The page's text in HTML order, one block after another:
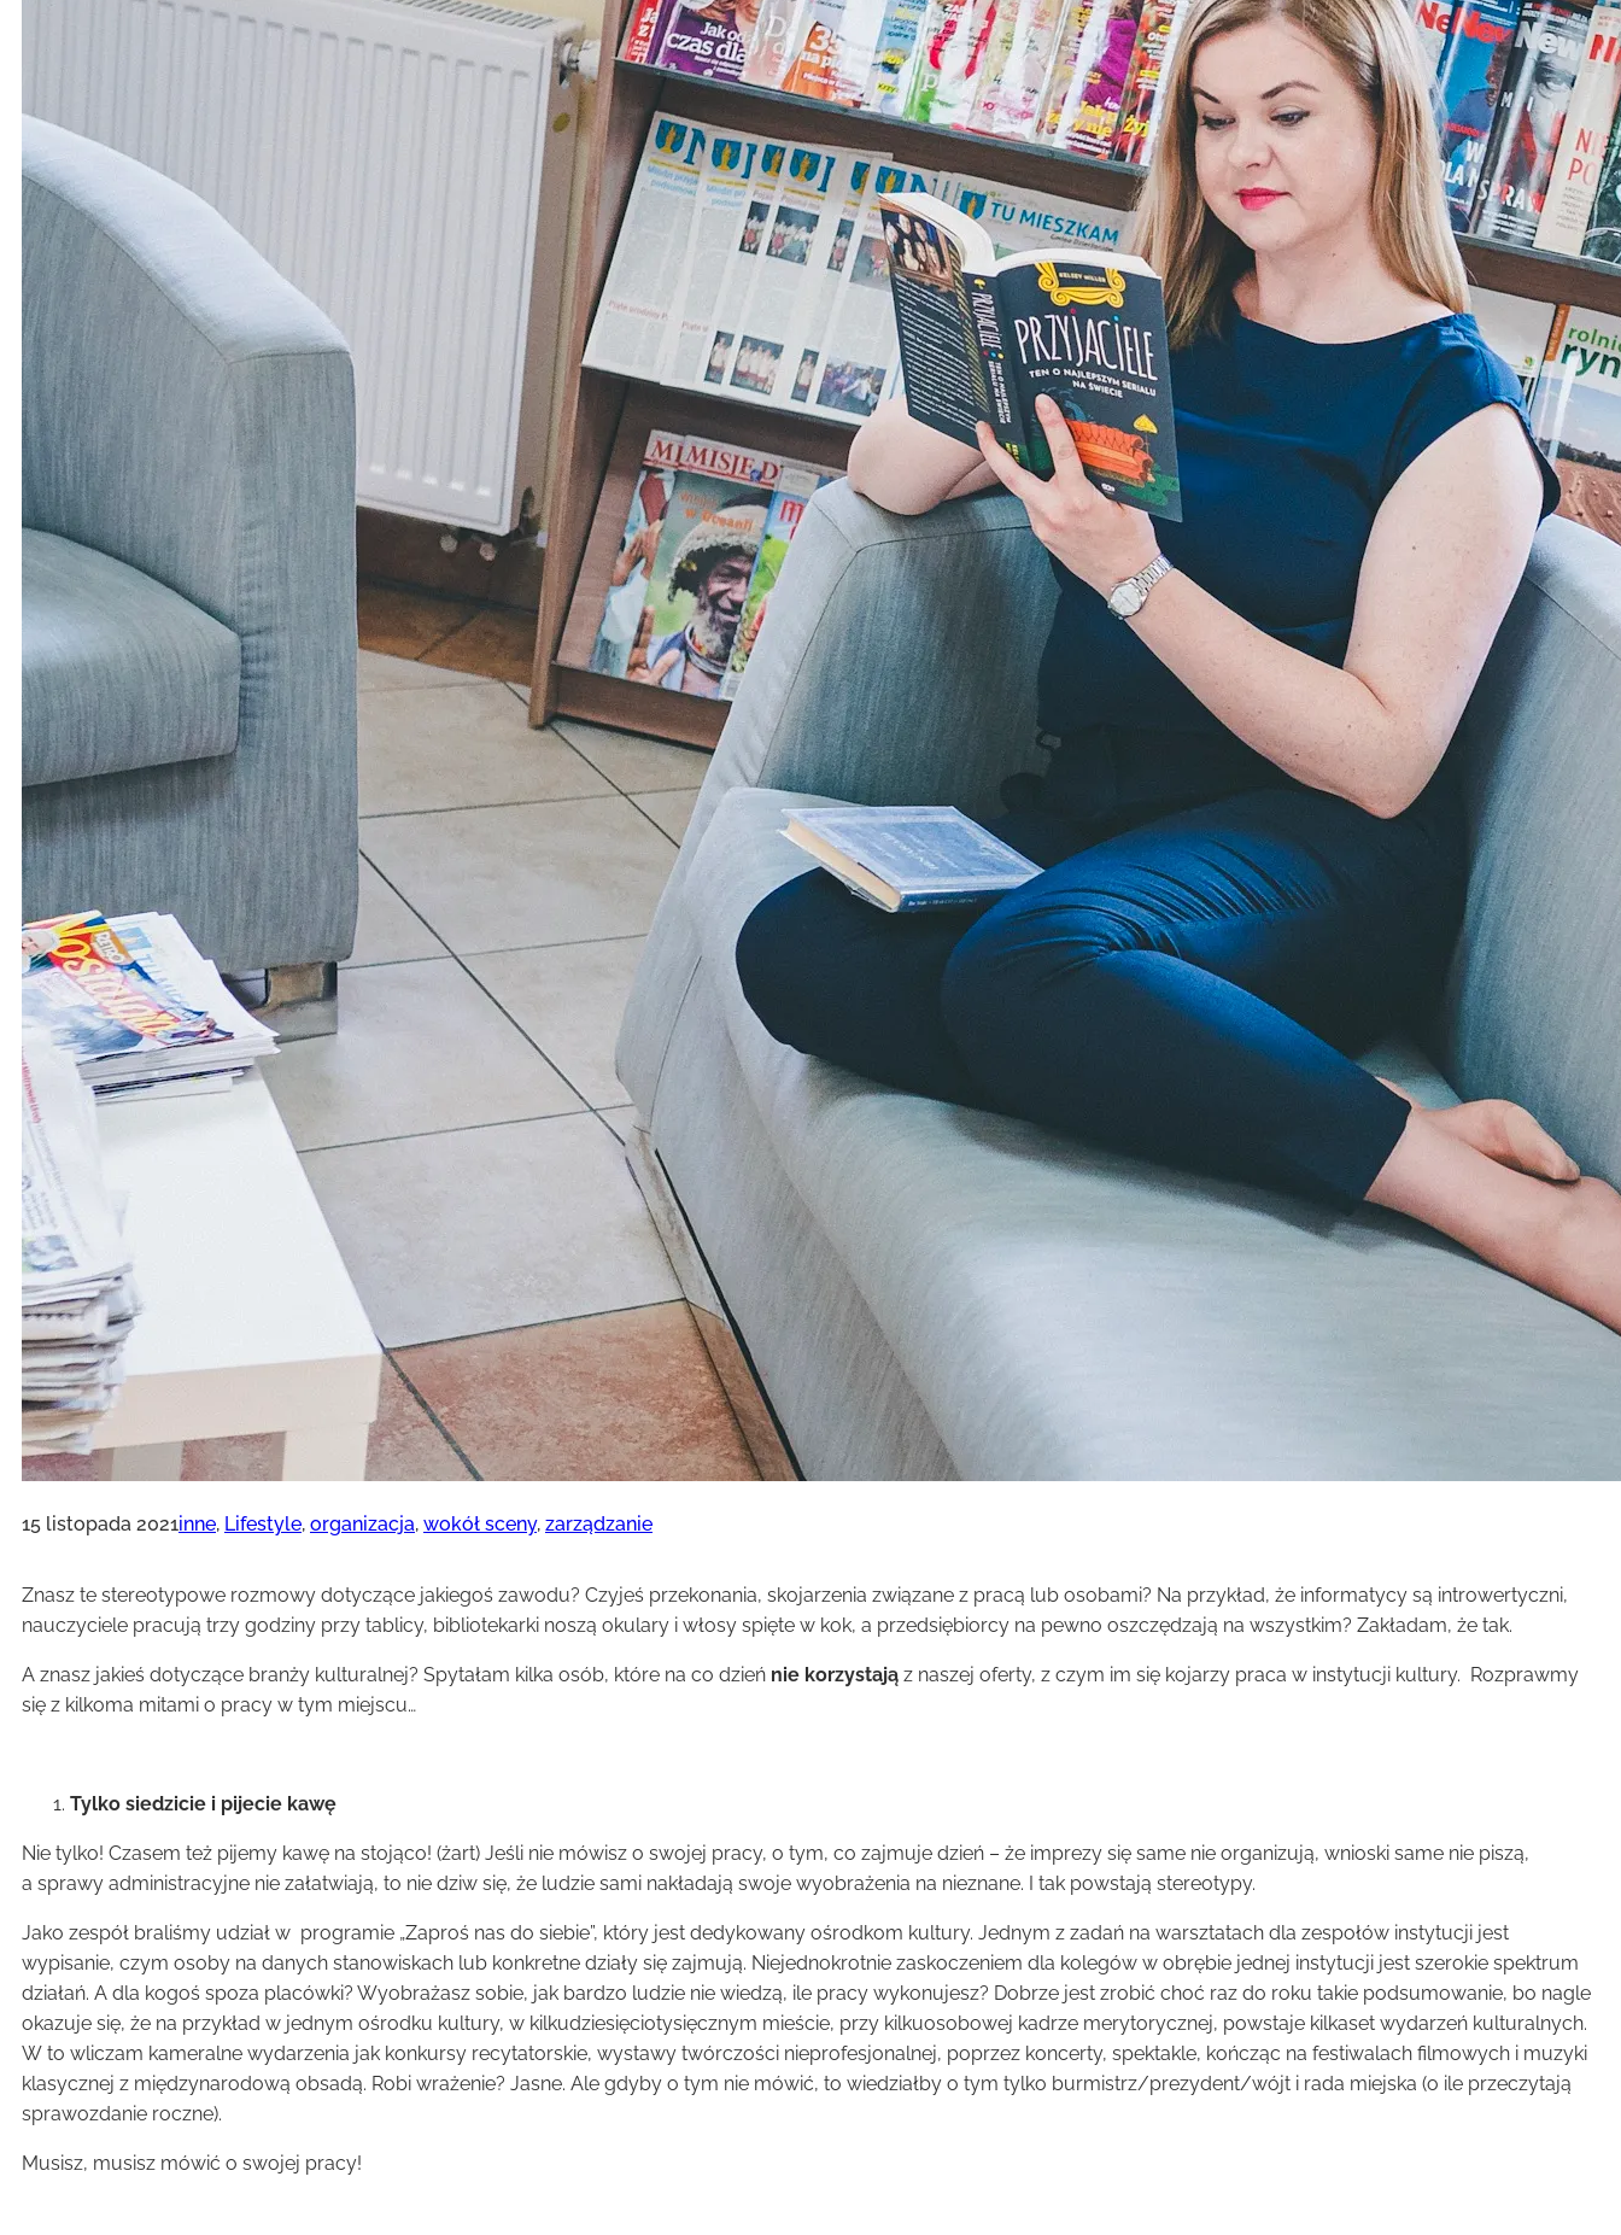
15 listopada 2021inne, Lifestyle, organizacja, wokół sceny, zarządzanie
Znasz te stereotypowe rozmowy dotyczące jakiegoś zawodu? Czyjeś przekonania, skojarzenia związane z pracą lub osobami? Na przykład, że informatycy są introwertyczni,
nauczyciele pracują trzy godziny przy tablicy, bibliotekarki noszą okulary i włosy spięte w kok, a przedsiębiorcy na pewno oszczędzają na wszystkim? Zakładam, że tak.
A znasz jakieś dotyczące branży kulturalnej? Spytałam kilka osób, które na co dzień nie korzystają z naszej oferty, z czym im się kojarzy praca w instytucji kultury. Rozprawmy
się z kilkoma mitami o pracy w tym miejscu…
Tylko siedzicie i pijecie kawę
Nie tylko! Czasem też pijemy kawę na stojąco! (żart) Jeśli nie mówisz o swojej pracy, o tym, co zajmuje dzień – że imprezy się same nie organizują, wnioski same nie piszą,
a sprawy administracyjne nie załatwiają, to nie dziw się, że ludzie sami nakładają swoje wyobrażenia na nieznane. I tak powstają stereotypy.
Jako zespół braliśmy udział w programie „Zaproś nas do siebie”, który jest dedykowany ośrodkom kultury. Jednym z zadań na warsztatach dla zespołów instytucji jest
wypisanie, czym osoby na danych stanowiskach lub konkretne działy się zajmują. Niejednokrotnie zaskoczeniem dla kolegów w obrębie jednej instytucji jest szerokie spektrum
działań. A dla kogoś spoza placówki? Wyobrażasz sobie, jak bardzo ludzie nie wiedzą, ile pracy wykonujesz? Dobrze jest zrobić choć raz do roku takie podsumowanie, bo nagle
okazuje się, że na przykład w jednym ośrodku kultury, w kilkudziesięciotysięcznym mieście, przy kilkuosobowej kadrze merytorycznej, powstaje kilkaset wydarzeń kulturalnych.
W to wliczam kameralne wydarzenia jak konkursy recytatorskie, wystawy twórczości nieprofesjonalnej, poprzez koncerty, spektakle, kończąc na festiwalach filmowych i muzyki
klasycznej z międzynarodową obsadą. Robi wrażenie? Jasne. Ale gdyby o tym nie mówić, to wiedziałby o tym tylko burmistrz/prezydent/wójt i rada miejska (o ile przeczytają
sprawozdanie roczne).
Musisz, musisz mówić o swojej pracy!